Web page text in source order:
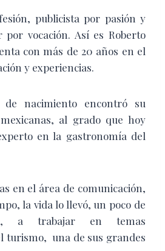
publicista por pasión y
por vocación. Así es Roberto
con más de 20 años en el
y experiencias.
de nacimiento encontró su
al grado que hoy
en la gastronomía del
en el área de comunicación,
la vida lo llevó, un poco de
a trabajar en temas
turismo, una de sus grandes